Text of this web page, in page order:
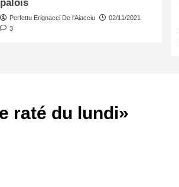
palois
Perfettu Erignacci De l'Aiacciu
02/11/2021
3
raté du lundi»